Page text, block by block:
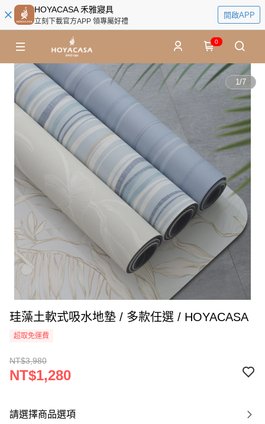
HOYACASA 禾雅寢具
立刻下載官方APP 領專屬好禮
開啟APP
0
1/7
珪藻土軟式吸水地墊 / 多款任選 / HOYACASA
超取免運費
NT$3,980
NT$1,280
請選擇商品選項